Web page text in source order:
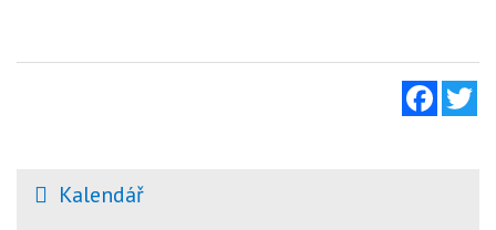
Kalendář